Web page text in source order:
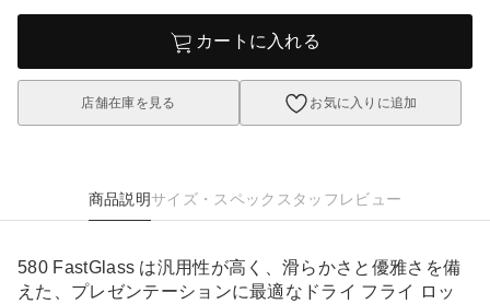
カートに入れる
店舗在庫を見る お気に入りに追加
商品説明サイズ・スペック スタッフレビュー
580 FastGlass は汎用性が高く、滑らかさと優雅さを備
えた、プレゼンテーションに最適なドライ フライ ロッ